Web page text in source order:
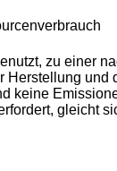
zu einer
Herstellung
keine
gleicht